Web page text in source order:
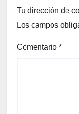
Tu dirección de
Los campos
Comentario *